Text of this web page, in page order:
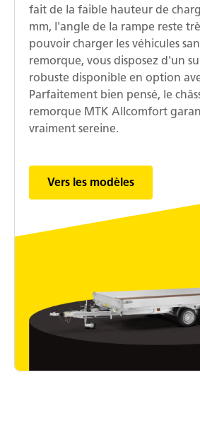
fait de la faible hauteur de
mm, l'angle de la rampe reste
pouvoir charger les véhicules
remorque, vous disposez d'un
robuste disponible en option
Parfaitement bien pensé, le
remorque MTK Allcomfort
vraiment sereine.
Vers les modèles